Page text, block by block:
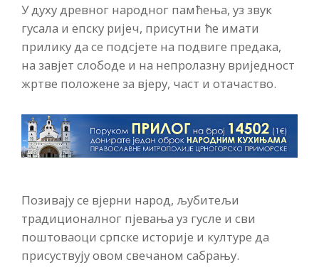
У духу древног народног памћења, уз звук
гусала и епску ријеч, присутни ће имати
прилику да се подсјете на подвиге предака,
на завјет слободе и на непролазну вриједност
жртве положене за вјеру, част и отачаство.
Позивају се вјерни народ, љубитељи
традиционалног пјевања уз гусле и сви
поштоваоци српске историје и културе да
присуствују овом свечаном сабрању.